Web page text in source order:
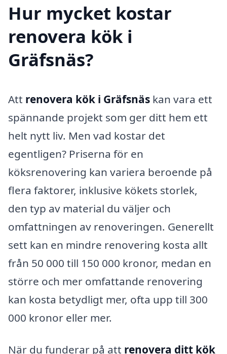
Hur mycket kostar
renovera kök i
Gräfsnäs?
Att renovera kök i Gräfsnäs kan vara ett
spännande projekt som ger ditt hem ett
helt nytt liv. Men vad kostar det
egentligen? Priserna för en
köksrenovering kan variera beroende på
flera faktorer, inklusive kökets storlek,
den typ av material du väljer och
omfattningen av renoveringen. Generellt
sett kan en mindre renovering kosta allt
från 50 000 till 150 000 kronor, medan en
större och mer omfattande renovering
kan kosta betydligt mer, ofta upp till 300
000 kronor eller mer.
När du funderar på att renovera ditt kök